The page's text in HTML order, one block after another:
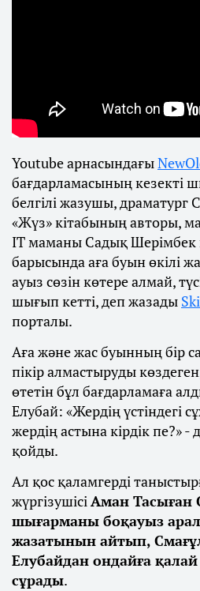
Youtube арнасындағы
бағдарламасының кезекті
белгілі жазушы, драматург
«Жүз» кітабының авторы,
IT маманы Садық Шерімбек
барысында аға буын өкілі
ауыз сөзін көтере алмай,
шығып кетті, деп жазады
порталы.
Аға және жас буынның бір
пікір алмастыруды
өтетін бұл бағдарламаға
Елубай: «Жердің үстіндегі
жердің астына кірдік пе?» -
қойды.
Ал қос қаламгерді
жүргізушісіАман Тасыған
шығарманы боқауыз
жазатынын айтып,
Елубайдан ондайға
сұрады.